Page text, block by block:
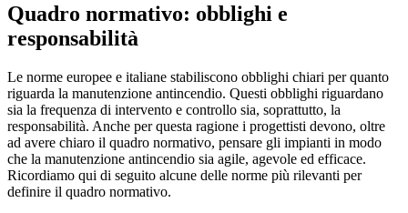
Quadro normativo: obblighi e
responsabilità
Le norme europee e italiane stabiliscono obblighi chiari per quanto
riguarda la manutenzione antincendio. Questi obblighi riguardano
sia la frequenza di intervento e controllo sia, soprattutto, la
responsabilità. Anche per questa ragione i progettisti devono, oltre
ad avere chiaro il quadro normativo, pensare gli impianti in modo
che la manutenzione antincendio sia agile, agevole ed efficace.
Ricordiamo qui di seguito alcune delle norme più rilevanti per
definire il quadro normativo.